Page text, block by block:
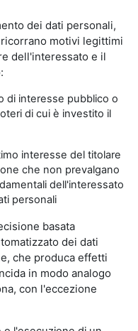
dei dati personali,
motivi legittimi
dell'interessato e il
di interesse pubblico o
di cui è investito il
interesse del titolare
che non prevalgano
dell'interessato
personali
basata
dei dati
che produca effetti
in modo analogo
con l'eccezione